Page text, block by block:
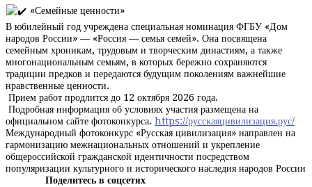
«Семейные ценности»
В юбилейный год учреждена специальная номинация ФГБУ «Дом
народов России» — «Россия — семья семей». Она посвящена
семейным хроникам, трудовым и творческим династиям, а также
многонациональным семьям, в которых бережно сохраняются
традиции предков и передаются будущим поколениям важнейшие
нравственные ценности.
Прием работ продлится до 12 октября 2026 года.
Подробная информация об условиях участия размещена на
официальном сайте фотоконкурса. https://русскаяцивилизация.рус/
Международный фотоконкурс «Русская цивилизация» направлен на
гармонизацию межнациональных отношений и укрепление
общероссийской гражданской идентичности посредством
популяризации культурного и исторического наследия народов России
Поделитесь в соцсетях